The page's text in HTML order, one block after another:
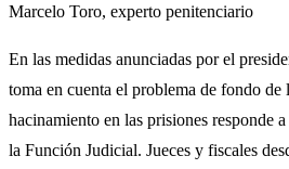
Marcelo Toro, experto penitenciario
En las medidas anunciadas por el
toma en cuenta el problema de fondo de
hacinamiento en las prisiones responde
la Función Judicial. Jueces y fiscales